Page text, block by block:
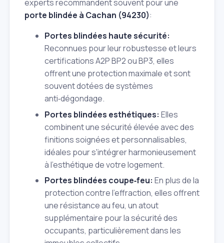
experts recommandent souvent pour une
porte blindée à Cachan (94230):
Portes blindées haute sécurité:
Reconnues pour leur robustesse et leurs
certifications A2P BP2 ou BP3, elles
offrent une protection maximale et sont
souvent dotées de systèmes
anti‑dégondage.
Portes blindées esthétiques: Elles
combinent une sécurité élevée avec des
finitions soignées et personnalisables,
idéales pour s'intégrer harmonieusement
à l'esthétique de votre logement.
Portes blindées coupe‑feu: En plus de la
protection contre l'effraction, elles offrent
une résistance au feu, un atout
supplémentaire pour la sécurité des
occupants, particulièrement dans les